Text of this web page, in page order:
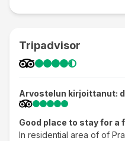
Tripadvisor
Arvostelun kirjoittanut:
Good place to stay for a
In residential area of of